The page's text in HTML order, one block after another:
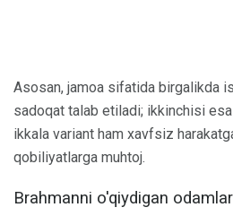
Asosan, jamoa sifatida birgalikda
sadoqat talab etiladi; ikkinchisi
ikkala variant ham xavfsiz
qobiliyatlarga muhtoj.
Brahmanni o'qiydigan